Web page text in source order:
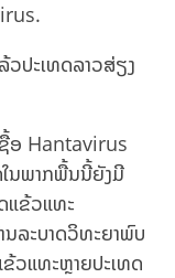
ວປະເທດລາວສ່ຽງ
ຊື້ອ Hantavirus
ນພາກພື້ນນີ້ຍັງມີ
ແຂ້ວແທະ
ລະບາດວິທະຍາພົບ
ວແທະຫຼາຍປະເທດ